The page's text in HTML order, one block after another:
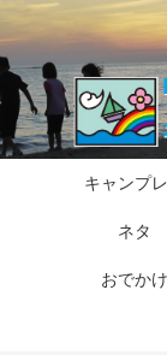
キャンプ
ネタ
おでかけ